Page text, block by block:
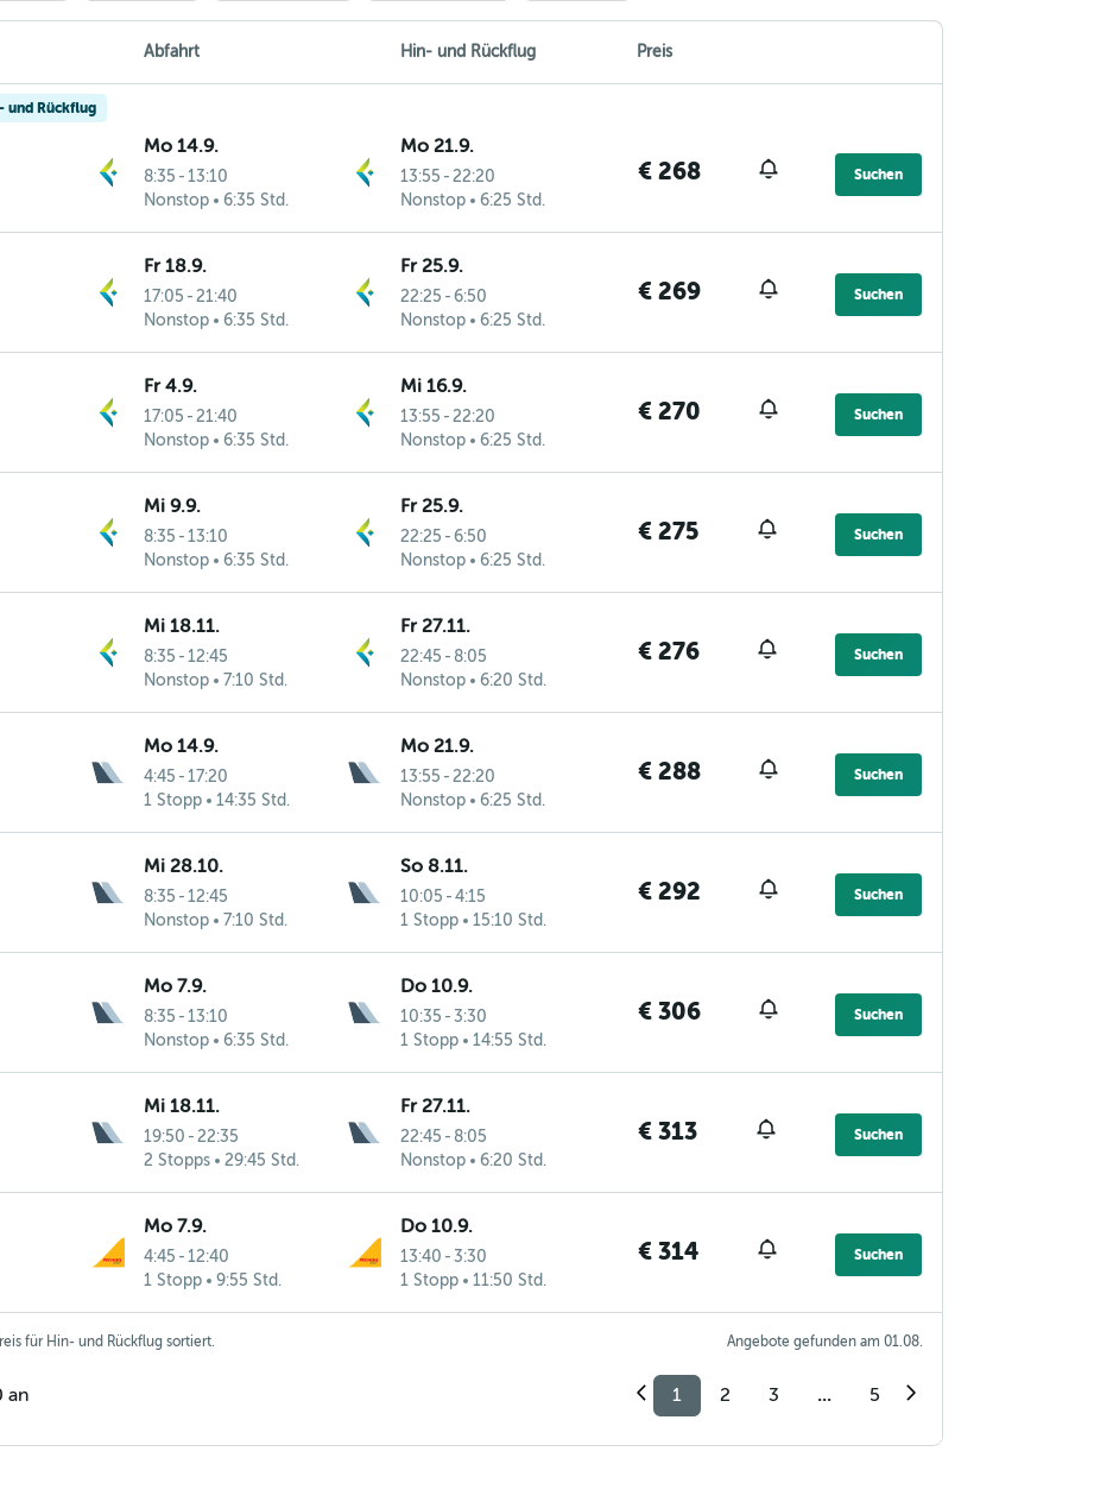
Abfahrt Hin- und Rückflug Preis
und Rückflug
Mo 14.9.
8:35 - 13:10
Nonstop
6:35 Std.
Mo 21.9.
13:55 - 22:20
Nonstop
6:25 Std.
€ 268 Suchen
Fr 18.9.
17:05 - 21:40
Nonstop
6:35 Std.
Fr 25.9.
22:25 - 6:50
Nonstop
6:25 Std.
€ 269 Suchen
Fr 4.9.
17:05 - 21:40
Nonstop
6:35 Std.
Mi 16.9.
13:55 - 22:20
Nonstop
6:25 Std.
€ 270 Suchen
Mi 9.9.
8:35 - 13:10
Nonstop
6:35 Std.
Fr 25.9.
22:25 - 6:50
Nonstop
6:25 Std.
€ 275 Suchen
Mi 18.11.
8:35 - 12:45
Nonstop
7:10 Std.
Fr 27.11.
22:45 - 8:05
Nonstop
6:20 Std.
€ 276 Suchen
Mo 14.9.
4:45 - 17:20
1 Stopp
14:35 Std.
Mo 21.9.
13:55 - 22:20
Nonstop
6:25 Std.
€ 288 Suchen
Mi 28.10.
8:35 - 12:45
Nonstop
7:10 Std.
So 8.11.
10:05 - 4:15
1 Stopp
15:10 Std.
€ 292 Suchen
Mo 7.9.
8:35 - 13:10
Nonstop
6:35 Std.
Do 10.9.
10:35 - 3:30
1 Stopp
14:55 Std.
€ 306 Suchen
Mi 18.11.
19:50 - 22:35
2 Stopps
29:45 Std.
Fr 27.11.
22:45 - 8:05
Nonstop
6:20 Std.
€ 313 Suchen
Mo 7.9.
4:45 - 12:40
1 Stopp
9:55 Std.
Do 10.9.
13:40 - 3:30
1 Stopp
11:50 Std.
€ 314 Suchen
für Hin- und Rückflug sortiert. Angebote gefunden am 01.08.
an 1 2 3 ... 5